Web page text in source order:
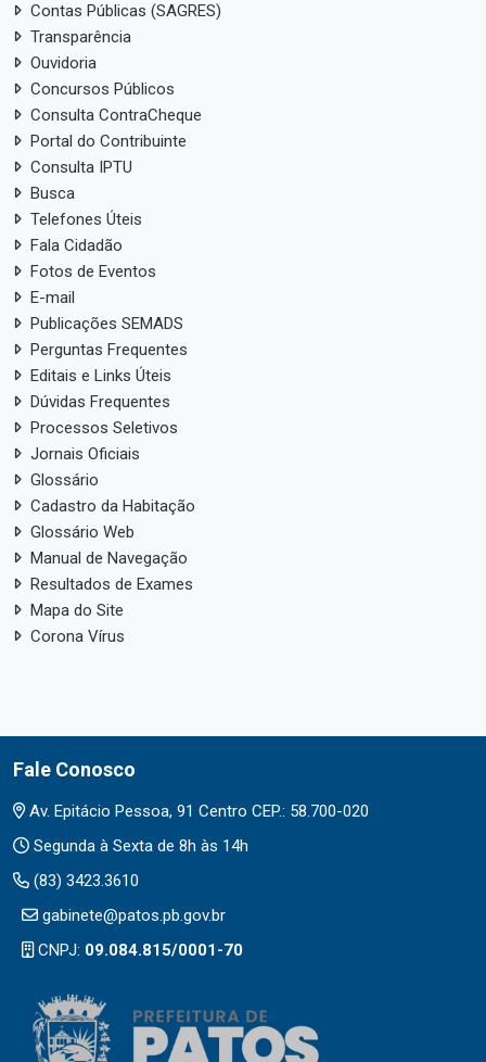
Contas Públicas (SAGRES)
Transparência
Ouvidoria
Concursos Públicos
Consulta ContraCheque
Portal do Contribuinte
Consulta IPTU
Busca
Telefones Úteis
Fala Cidadão
Fotos de Eventos
E-mail
Publicações SEMADS
Perguntas Frequentes
Editais e Links Úteis
Dúvidas Frequentes
Processos Seletivos
Jornais Oficiais
Glossário
Cadastro da Habitação
Glossário Web
Manual de Navegação
Resultados de Exames
Mapa do Site
Corona Vírus
Fale Conosco
Av. Epitácio Pessoa, 91 Centro CEP.: 58.700-020
Segunda à Sexta de 8h às 14h
(83) 3423.3610
gabinete@patos.pb.gov.br
CNPJ: 09.084.815/0001-70